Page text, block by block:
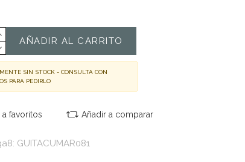
AÑADIR AL CARRITO
SIN STOCK - CONSULTA CON
PARA PEDIRLO
a favoritos Añadir a comparar
GUITACUMAR081